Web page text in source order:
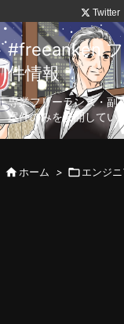
Twitter
#freeanken
件情報
専業フリーランス・副
案件のみを公開してい
ホーム > エンジニ